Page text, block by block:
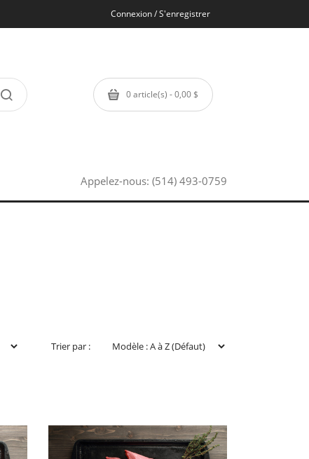
Connexion / S'enregistrer
0 article(s) - 0,00 $
Appelez-nous: (514) 493-0759
Trier par :